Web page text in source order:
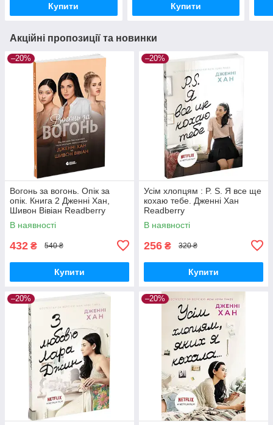
Купити Купити
Акційні пропозиції та новинки
–20%
Вогонь за вогонь. Опік за
опік. Книга 2 Дженні Хан,
Шивон Вівіан Readberry
В наявності
432 ₴ 540 ₴
Купити
–20%
Усім хлопцям : P. S. Я все ще
кохаю тебе. Дженні Хан
Readberry
В наявності
256 ₴ 320 ₴
Купити
–20% –20%